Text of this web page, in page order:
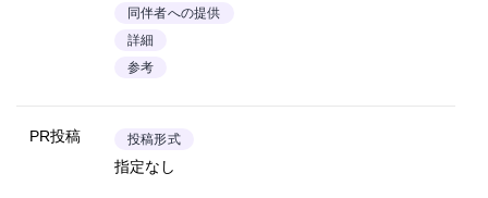
同伴者への提供
詳細
参考
PR投稿 投稿形式
指定なし